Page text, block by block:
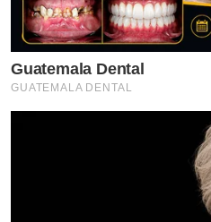
Guatemala Dental
GUATEMALA DENTAL